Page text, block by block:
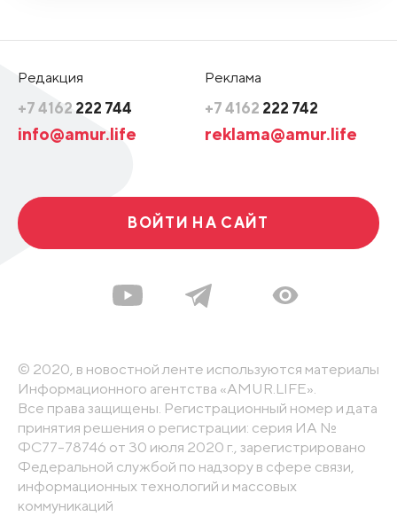
Редакция
+7 4162 222 744
info@amur.life
Реклама
+7 4162 222 742
reklama@amur.life
ВОЙТИ НА САЙТ
© 2020, в новостной ленте используются материалы
Информационного агентства «AMUR.LIFE».
Все права защищены. Регистрационный номер и дата
принятия решения о регистрации: серия ИА №
ФС77-78746 от 30 июля 2020 г., зарегистрировано
Федеральной службой по надзору в сфере связи,
информационных технологий и массовых
коммуникаций